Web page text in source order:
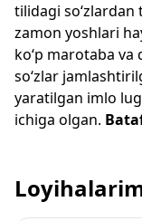
tilidagi
zamon yoshlari
ko‘p marotaba
so‘zlar
yaratilgan imlo
ichiga olgan.